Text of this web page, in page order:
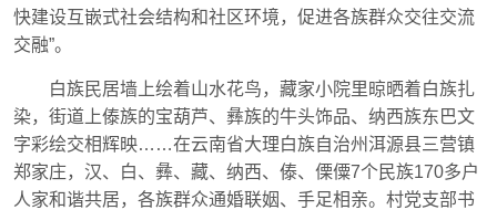
快建设互嵌式社会结构和社区环境，促进各族群众交往交流
交融”。
白族民居墙上绘着山水花鸟，藏家小院里晾晒着白族扎
染，街道上傣族的宝葫芦、彝族的牛头饰品、纳西族东巴文
字彩绘交相辉映……在云南省大理白族自治州洱源县三营镇
郑家庄，汉、白、彝、藏、纳西、傣、傈僳7个民族170多户
人家和谐共居，各族群众通婚联姻、手足相亲。村党支部书